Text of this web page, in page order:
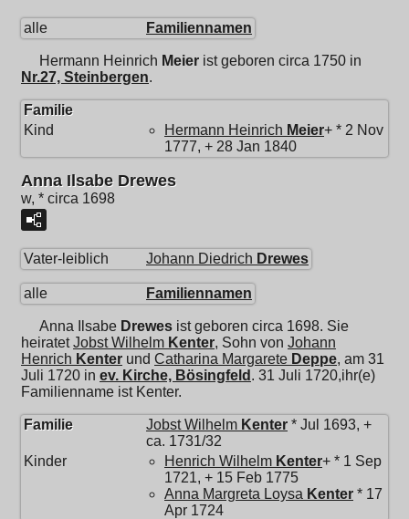
alle Familiennamen
Hermann Heinrich Meier ist geboren circa 1750 in
Nr.27, Steinbergen.
Familie
Kind
Hermann Heinrich Meier+ * 2 Nov
1777, + 28 Jan 1840
Anna Ilsabe Drewes
w, * circa 1698
Vater-leiblich Johann Diedrich Drewes
alle Familiennamen
Anna Ilsabe Drewes ist geboren circa 1698. Sie
heiratetJobst Wilhelm Kenter, Sohn von Johann
Henrich Kenter und Catharina Margarete Deppe, am 31
Juli 1720 in ev. Kirche, Bösingfeld . 31 Juli 1720,ihr(e)
Familienname ist Kenter.
Familie Jobst Wilhelm Kenter * Jul 1693, +
ca. 1731/32
Kinder
Henrich Wilhelm Kenter+ * 1 Sep
1721, + 15 Feb 1775
Anna Margreta Loysa Kenter * 17
Apr 1724